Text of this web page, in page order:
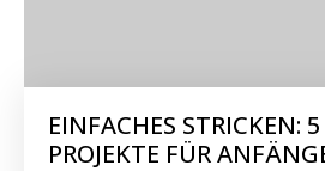
EINFACHES STRICKEN:
PROJEKTE FÜR